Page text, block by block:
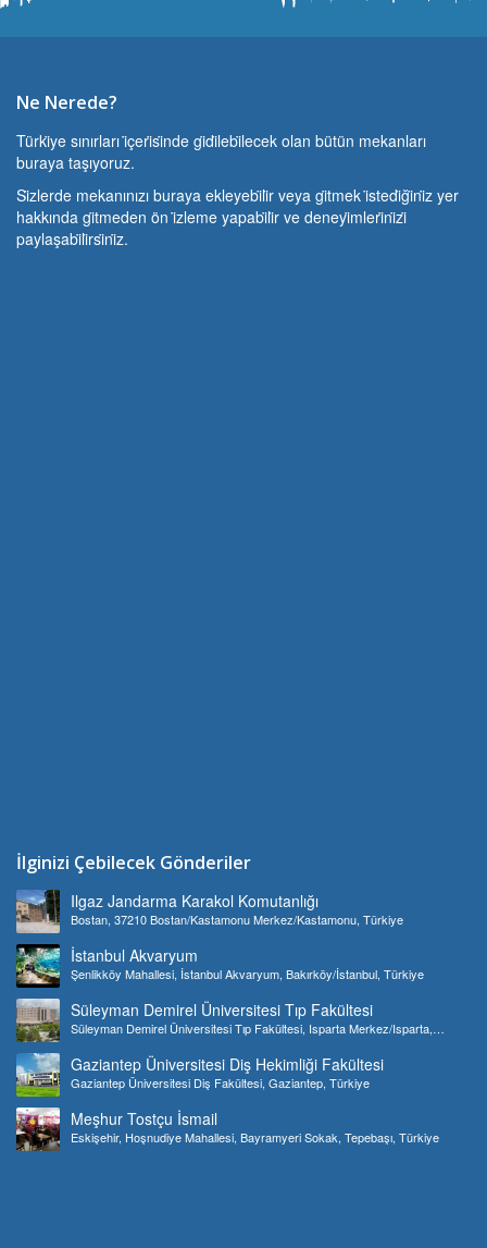
Ne Nerede?
Türki̇ye sınırları i̇çeri̇si̇nde gi̇di̇lebi̇lecek olan bütün mekanları
buraya taşıyoruz.
Si̇zlerde mekanınızı buraya ekleyebi̇li̇r veya gi̇tmek i̇stedi̇ği̇ni̇z yer
hakkında gi̇tmeden ön i̇zleme yapabi̇li̇r ve deneyi̇mleri̇ni̇zi̇
paylaşabi̇li̇rsi̇ni̇z.
İlginizi Çebilecek Gönderiler
Ilgaz Jandarma Karakol Komutanlığı
Bostan, 37210 Bostan/Kastamonu Merkez/Kastamonu, Türkiye
İstanbul Akvaryum
Şenlikköy Mahallesi, İstanbul Akvaryum, Bakırköy/İstanbul, Türkiye
Süleyman Demirel Üniversitesi Tıp Fakültesi
Süleyman Demirel Üniversitesi Tıp Fakültesi, Isparta Merkez/Isparta,
Gaziantep Üniversitesi Diş Hekimliği Fakültesi
Gaziantep Üniversitesi Diş Fakültesi, Gaziantep, Türkiye
Meşhur Tostçu İsmail
Eskişehir, Hoşnudiye Mahallesi, Bayramyeri Sokak, Tepebaşı, Türkiye